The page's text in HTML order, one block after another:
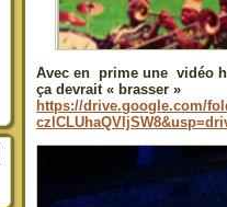
Avec en prime une vidéo
ça devrait « brasser »
https://drive.google.com/